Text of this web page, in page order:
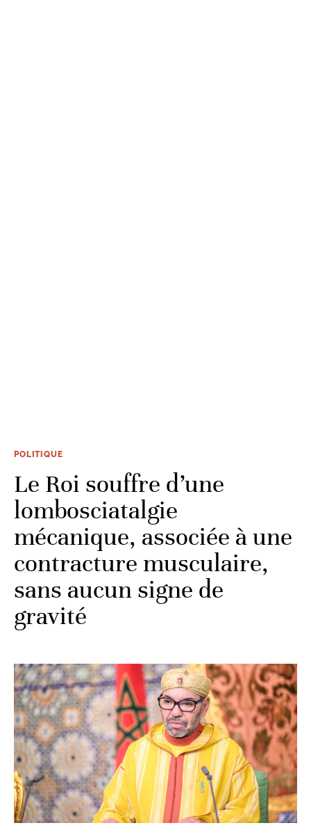
POLITIQUE
Le Roi souffre d’une
lombosciatalgie
mécanique, associée à une
contracture musculaire,
sans aucun signe de
gravité